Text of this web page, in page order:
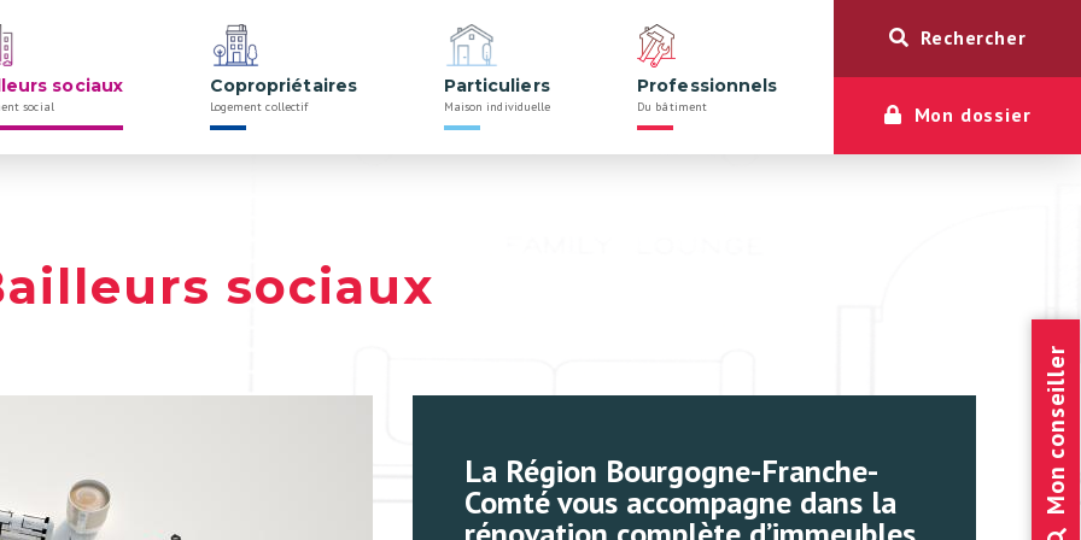
sociaux
social
Copropriétaires
Logement collectif
Particuliers
Maison individuelle
Professionnels
Du bâtiment
Rechercher
Mon dossier
Mon conseiller
sociaux
La Région Bourgogne-Franche-
Comté vous accompagne dans la